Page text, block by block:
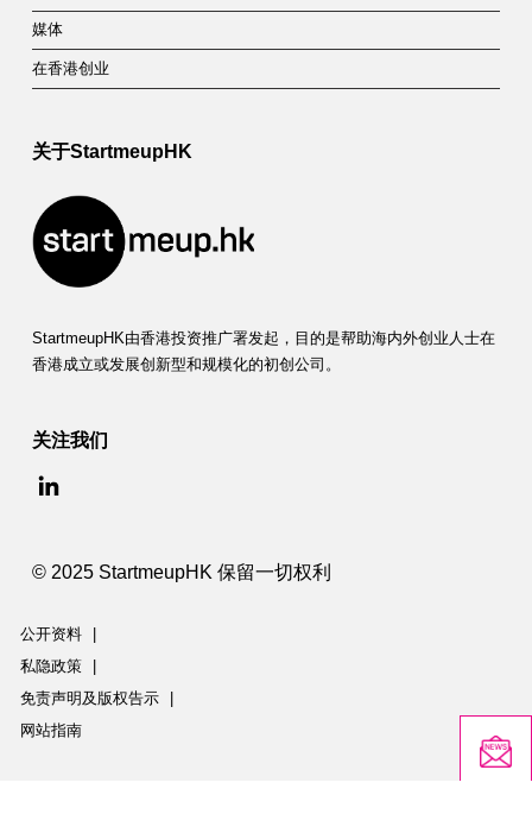
媒体
在香港创业
关于StartmeupHK
StartmeupHK由香港投资推广署发起，目的是帮助海内外创业人士在
香港成立或发展创新型和规模化的初创公司。
关注我们
© 2025 StartmeupHK 保留一切权利
公开资料
私隐政策
免责声明及版权告示
网站指南